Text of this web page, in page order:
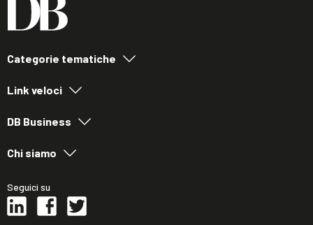
Categorie tematiche
Link veloci
DB Business
Chi siamo
Seguici su